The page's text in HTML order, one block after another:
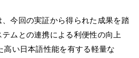
今回の実証から得られた成果を踏
ムとの連携による利便性の向上
高い日本語性能を有する軽量な